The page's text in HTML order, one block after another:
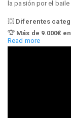
la pasión por el
💥 Diferentes
🏆 Más de 9.000€
⭐Premios
Read more